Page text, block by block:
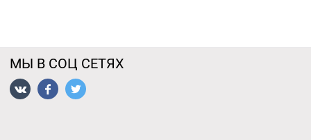
МЫ В СОЦ СЕТЯХ